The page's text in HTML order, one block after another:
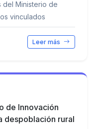
del Ministerio de
vinculados
Leer más
de Innovación
despoblación rural